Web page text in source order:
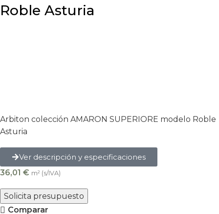
Roble Asturia
Arbiton colección AMARON SUPERIORE modelo Roble
Asturia
Ver descripción y especificaciones
36,01 € m² (s/IVA)
Solicita presupuesto
Comparar